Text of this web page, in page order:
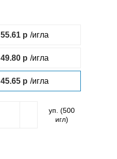
55.61 /игла
49.80 /игла
45.65 /игла
уп. (500
игл)